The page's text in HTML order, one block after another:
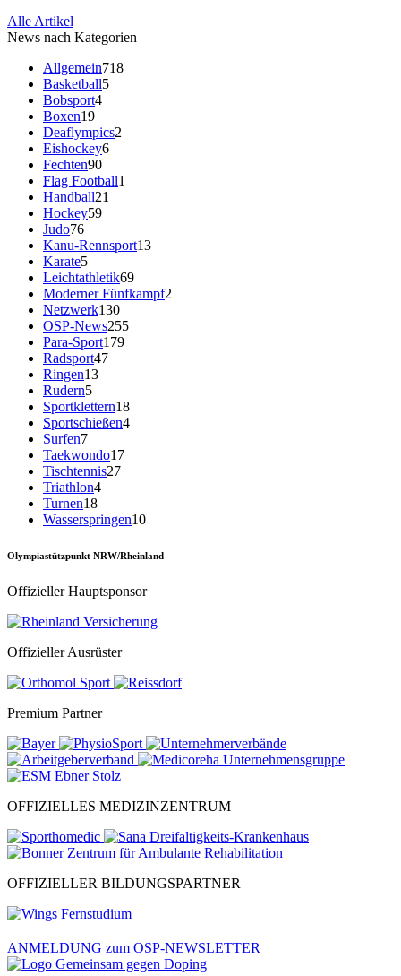
Alle Artikel
News nach Kategorien
Allgemein718
Basketball5
Bobsport4
Boxen19
Deaflympics2
Eishockey6
Fechten90
Flag Football1
Handball21
Hockey59
Judo76
Kanu-Rennsport13
Karate5
Leichtathletik69
Moderner Fünfkampf2
Netzwerk130
OSP-News255
Para-Sport179
Radsport47
Ringen13
Rudern5
Sportklettern18
Sportschießen4
Surfen7
Taekwondo17
Tischtennis27
Triathlon4
Turnen18
Wasserspringen10
Olympiastützpunkt NRW/Rheinland
Offizieller Hauptsponsor
Offizieller Ausrüster
Premium Partner
OFFIZIELLES MEDIZINZENTRUM
OFFIZIELLER BILDUNGSPARTNER
ANMELDUNG zum OSP-NEWSLETTER